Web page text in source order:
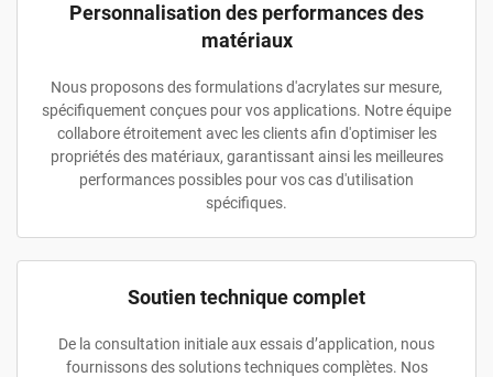
Personnalisation des performances des
matériaux
Nous proposons des formulations d'acrylates sur mesure,
spécifiquement conçues pour vos applications. Notre équipe
collabore étroitement avec les clients afin d'optimiser les
propriétés des matériaux, garantissant ainsi les meilleures
performances possibles pour vos cas d'utilisation
spécifiques.
Soutien technique complet
De la consultation initiale aux essais d’application, nous
fournissons des solutions techniques complètes. Nos